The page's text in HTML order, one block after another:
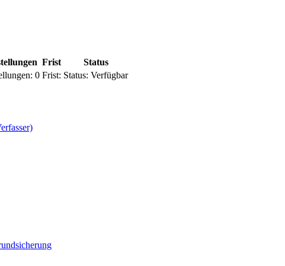
Frist
Status
0 Frist: Status: Verfügbar